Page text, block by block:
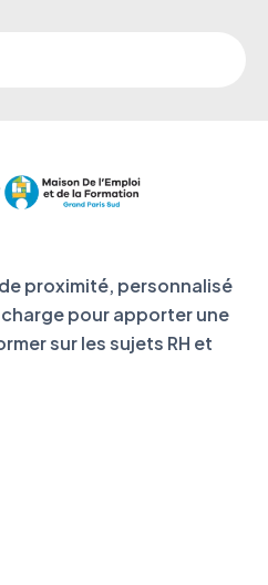
de proximité, personnalisé
pour apporter une
sur les sujets RH et